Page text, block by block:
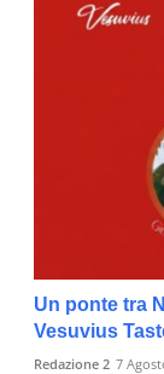
Un ponte tra
Vesuvius
Redazione 2 7